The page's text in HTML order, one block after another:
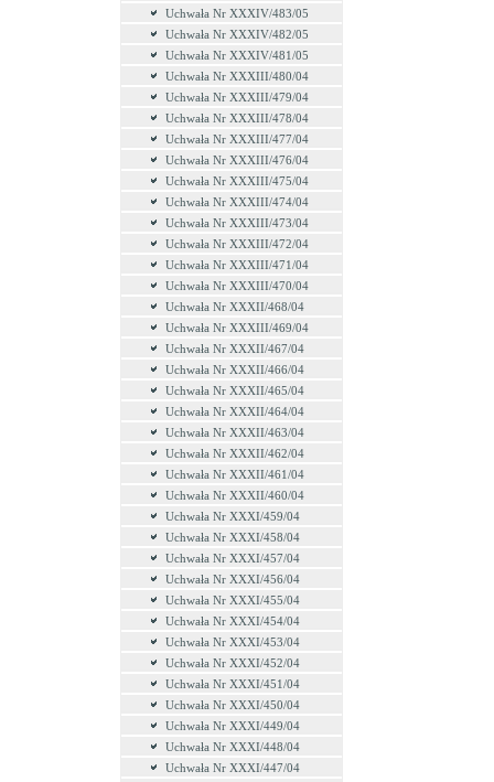
Uchwała Nr XXXIV/483/05
Uchwała Nr XXXIV/482/05
Uchwała Nr XXXIV/481/05
Uchwała Nr XXXIII/480/04
Uchwała Nr XXXIII/479/04
Uchwała Nr XXXIII/478/04
Uchwała Nr XXXIII/477/04
Uchwała Nr XXXIII/476/04
Uchwała Nr XXXIII/475/04
Uchwała Nr XXXIII/474/04
Uchwała Nr XXXIII/473/04
Uchwała Nr XXXIII/472/04
Uchwała Nr XXXIII/471/04
Uchwała Nr XXXIII/470/04
Uchwała Nr XXXII/468/04
Uchwała Nr XXXIII/469/04
Uchwała Nr XXXII/467/04
Uchwała Nr XXXII/466/04
Uchwała Nr XXXII/465/04
Uchwała Nr XXXII/464/04
Uchwała Nr XXXII/463/04
Uchwała Nr XXXII/462/04
Uchwała Nr XXXII/461/04
Uchwała Nr XXXII/460/04
Uchwała Nr XXXI/459/04
Uchwała Nr XXXI/458/04
Uchwała Nr XXXI/457/04
Uchwała Nr XXXI/456/04
Uchwała Nr XXXI/455/04
Uchwała Nr XXXI/454/04
Uchwała Nr XXXI/453/04
Uchwała Nr XXXI/452/04
Uchwała Nr XXXI/451/04
Uchwała Nr XXXI/450/04
Uchwała Nr XXXI/449/04
Uchwała Nr XXXI/448/04
Uchwała Nr XXXI/447/04